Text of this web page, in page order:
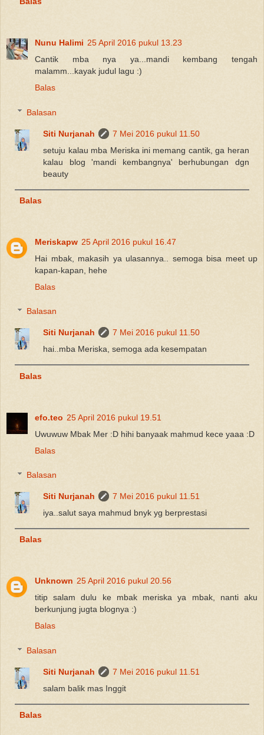
Nunu Halimi 25 April 2016 pukul 13.23
Cantik mba nya ya...mandi kembang tengah
malamm...kayak judul lagu :)
Balas
Balasan
Siti Nurjanah
7 Mei 2016 pukul 11.50
setuju kalau mba Meriska ini memang cantik, ga heran
kalau blog 'mandi kembangnya' berhubungan dgn
beauty
Balas
Meriskapw 25 April 2016 pukul 16.47
Hai mbak, makasih ya ulasannya.. semoga bisa meet up
kapan-kapan, hehe
Balas
Balasan
Siti Nurjanah
7 Mei 2016 pukul 11.50
hai..mba Meriska, semoga ada kesempatan
Balas
efo.teo 25 April 2016 pukul 19.51
Uwuwuw Mbak Mer :D hihi banyaak mahmud kece yaaa :D
Balas
Balasan
Siti Nurjanah
7 Mei 2016 pukul 11.51
iya..salut saya mahmud bnyk yg berprestasi
Balas
Unknown 25 April 2016 pukul 20.56
titip salam dulu ke mbak meriska ya mbak, nanti aku
berkunjung jugta blognya :)
Balas
Balasan
Siti Nurjanah
7 Mei 2016 pukul 11.51
salam balik mas Inggit
Balas